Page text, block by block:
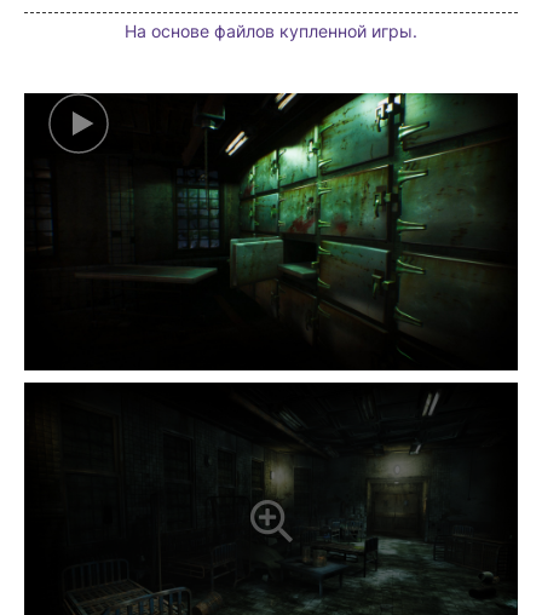
На основе файлов купленной игры.